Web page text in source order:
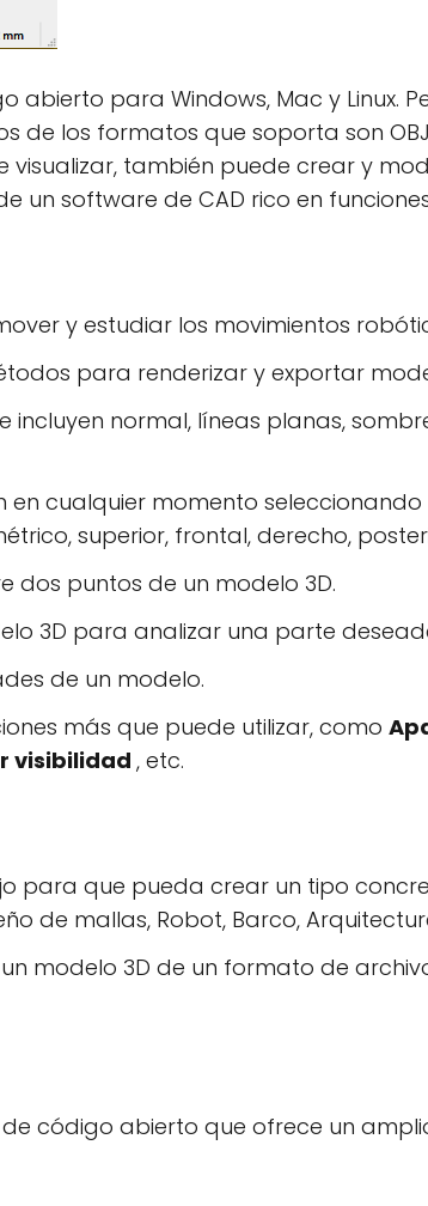
abierto para Windows, Mac y Linux.
los formatos que soporta son OBJ,
de visualizar, también puede crear y
un software de CAD rico en
y estudiar los movimientos
para renderizar y exportar
incluyen normal, líneas planas,
en cualquier momento
superior, frontal, derecho,
dos puntos de un modelo 3D.
3D para analizar una parte
de un modelo.
más que puede utilizar, como
visibilidad, etc.
para que pueda crear un tipo
de mallas, Robot, Barco,
modelo 3D de un formato de
de código abierto que ofrece un